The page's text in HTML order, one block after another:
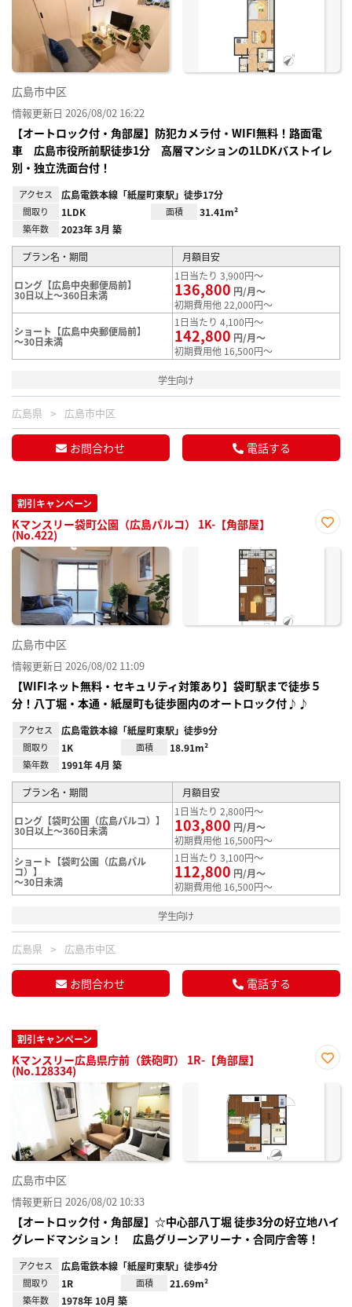
広島市中区
情報更新日 2026/08/02 16:22
【オートロック付・角部屋】防犯カメラ付・WIFI無料！路面電
車 広島市役所前駅徒歩1分 高層マンションの1LDKバストイレ
別・独立洗面台付！
アクセス 広島電鉄本線「紙屋町東駅」徒歩17分
間取り 1LDK 面積 31.41m²
築年数 2023年 3月 築
プラン名・期間 月額目安
ロング【広島中央郵便局前】
30日以上～360日未満
1日当たり 3,900円～
136,800 円/月～
初期費用他 22,000円～
ショート【広島中央郵便局前】
～30日未満
1日当たり 4,100円～
142,800 円/月～
初期費用他 16,500円～
学生向け
広島県 広島市中区
お問合わせ 電話する
割引キャンペーン
Kマンスリー袋町公園（広島パルコ） 1K-【角部屋】
(No.422)
に入
広島市中区
情報更新日 2026/08/02 11:09
【WIFIネット無料・セキュリティ対策あり】袋町駅まで徒歩５
分！八丁堀・本通・紙屋町も徒歩圏内のオートロック付♪♪
アクセス 広島電鉄本線「紙屋町東駅」徒歩9分
間取り 1K 面積 18.91m²
築年数 1991年 4月 築
プラン名・期間 月額目安
ロング【袋町公園（広島パルコ）】
30日以上～360日未満
1日当たり 2,800円～
103,800 円/月～
初期費用他 16,500円～
ショート【袋町公園（広島パル
コ）】
～30日未満
1日当たり 3,100円～
112,800 円/月～
初期費用他 16,500円～
学生向け
広島県 広島市中区
お問合わせ 電話する
割引キャンペーン
Kマンスリー広島県庁前（鉄砲町） 1R-【角部屋】
(No.128334)
に入
広島市中区
情報更新日 2026/08/02 10:33
【オートロック付・角部屋】☆中心部八丁堀 徒歩3分の好立地ハイ
グレードマンション！ 広島グリーンアリーナ・合同庁舎等！
アクセス 広島電鉄本線「紙屋町東駅」徒歩4分
間取り 1R 面積 21.69m²
築年数 1978年 10月 築